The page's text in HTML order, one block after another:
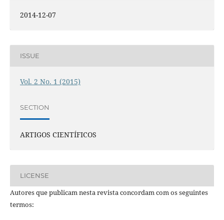
2014-12-07
ISSUE
Vol. 2 No. 1 (2015)
SECTION
ARTIGOS CIENTÍFICOS
LICENSE
Autores que publicam nesta revista concordam com os seguintes
termos: